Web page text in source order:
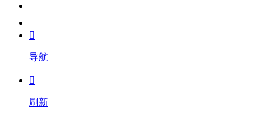
我的

导航

刷新